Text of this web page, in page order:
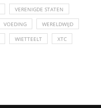
VERENIGDE STATEN
VOEDING WERELDWIJD
WIETTEELT XTC